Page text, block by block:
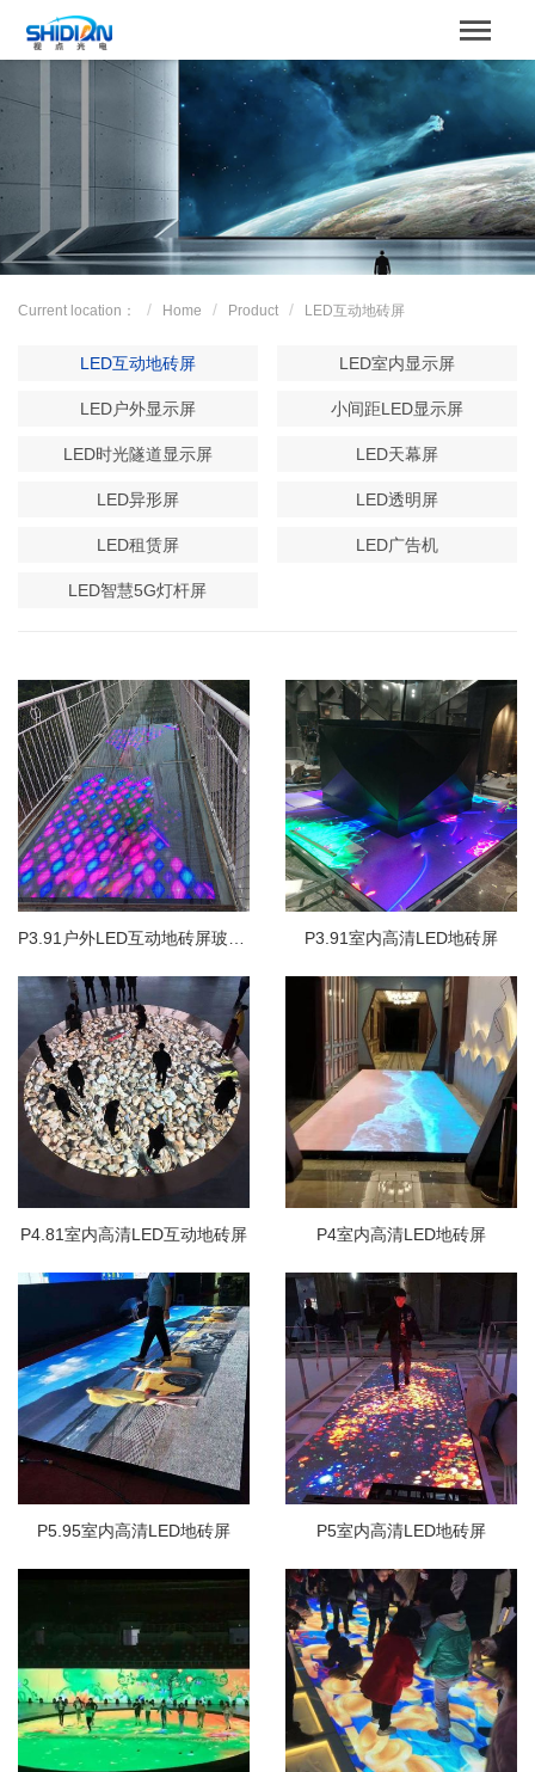
Home
关于我们
Product
Case
服务支持
Current location： Home Product LED互动地砖屏
LED互动地砖屏 LED室内显示屏
LED户外显示屏 小间距LED显示屏
LED时光隧道显示屏 LED天幕屏
LED异形屏 LED透明屏
LED租赁屏 LED广告机
LED智慧5G灯杆屏
P3.91室内高清LED地砖屏
P4.81室内高清LED互动地砖屏 P4室内高清LED地砖屏
P5.95室内高清LED地砖屏 P5室内高清LED地砖屏